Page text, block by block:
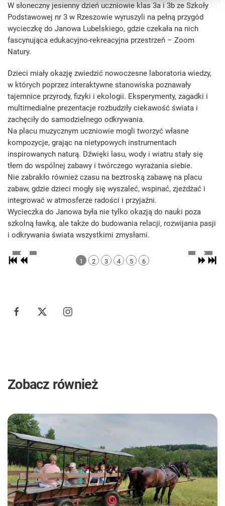
W słoneczny jesienny dzień uczniowie klas 3a i 3b ze Szkoły
Podstawowej nr 3 w Rzeszowie wyruszyli na pełną przygód
wycieczkę do Janowa Lubelskiego, gdzie czekała na nich
fascynująca edukacyjno-rekreacyjna przestrzeń – Zoom
Natury.
Dzieci miały okazję zwiedzić nowoczesne laboratoria wiedzy,
w których poprzez interaktywne stanowiska poznawały
tajemnice przyrody, fizyki i ekologii. Eksperymenty, zagadki i
multimedialne prezentacje rozbudziły ciekawość świata i
zachęciły do samodzielnego odkrywania.
Na placu muzycznym uczniowie mogli tworzyć własne
kompozycje, grając na nietypowych instrumentach
inspirowanych naturą. Dźwięki lasu, wody i wiatru stały się
tłem do wspólnej zabawy i twórczego wyrażania siebie.
Nie zabrakło również czasu na beztroską zabawę na placu
zabaw, gdzie dzieci mogły się wyszaleć, wspinać, zjeżdżać i
integrować w atmosferze radości i przyjaźni.
Wycieczka do Janowa była nie tylko okazją do nauki poza
szkolną ławką, ale także do budowania relacji, rozwijania pasji
i odkrywania świata wszystkimi zmysłami.
1 2 3 4 5 6
Zobacz również